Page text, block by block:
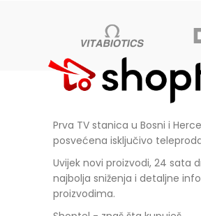
Prva TV stanica u Bosni i
posvećena isključivo
Uvijek novi proizvodi, 24 sata
najbolja sniženja i detaljne
proizvodima.